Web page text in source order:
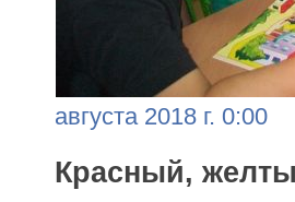
августа 2018 г. 0:00
Красный,